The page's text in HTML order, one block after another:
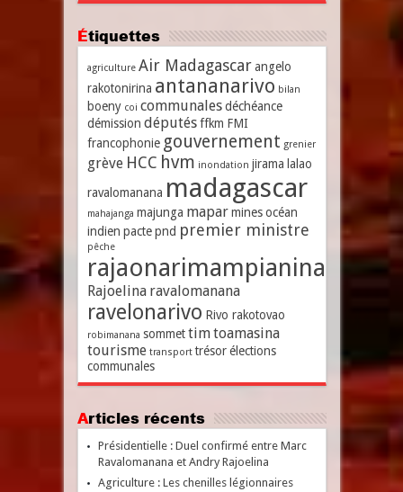
Étiquettes
agriculture Air Madagascar angelo
rakotonirina antananarivo bilan
boeny coi communales déchéance
démission députés ffkm FMI
francophonie gouvernement grenier
grève HCC hvm inondation jirama lalao
ravalomanana madagascar
mahajanga majunga mapar mines océan
indien pacte pnd premier ministre
pêche
rajaonarimampianina
Rajoelina ravalomanana
ravelonarivo Rivo rakotovao
robimanana sommet timtoamasina
tourisme transport trésor élections
communales
Articles récents
Présidentielle : Duel confirmé entre Marc
Ravalomanana et Andry Rajoelina
Agriculture : Les chenilles légionnaires